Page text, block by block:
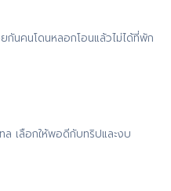
กันคนโดนหลอกโอนแล้วไม่ได้ที่พัก
ล เลือกให้พอดีกับทริปและงบ